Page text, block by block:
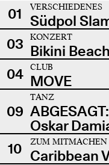
01
VERSCHIEDENES
Südpol
03
KONZERT
Bikini
04
CLUB
MOVE
09
TANZ
Oskar
10
ZUM MITMACHEN
Caribbean